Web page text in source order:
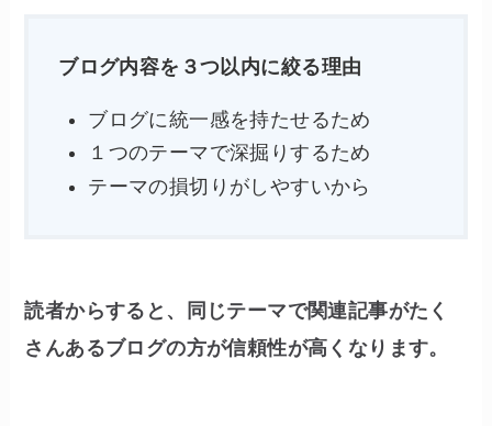
ブログ内容を３つ以内に絞る理由
ブログに統一感を持たせるため
１つのテーマで深掘りするため
テーマの損切りがしやすいから
読者からすると、同じテーマで関連記事がたく
さんあるブログの方が信頼性が高くなります。